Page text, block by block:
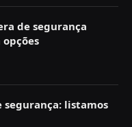
de segurança
segurança: listamos